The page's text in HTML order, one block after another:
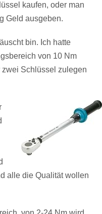
kaufen, oder man
Geld ausgeben.
bin. Ich hatte
von 10 Nm
Schlüssel zulegen
alle die Qualität wollen